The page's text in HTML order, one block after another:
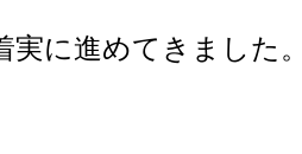
実に進めてきました